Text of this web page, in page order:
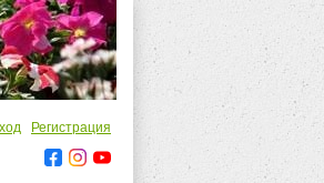
Регистрация